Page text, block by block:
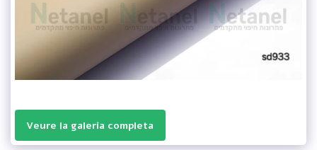
Veure la galeria completa